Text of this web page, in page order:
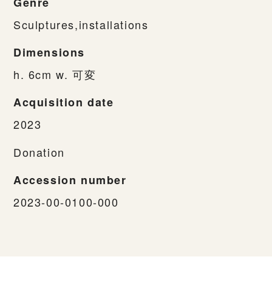
Sculptures,installations
Dimensions
h. 6cm w. 可変
Acquisition date
2023
Donation
Accession number
2023-00-0100-000